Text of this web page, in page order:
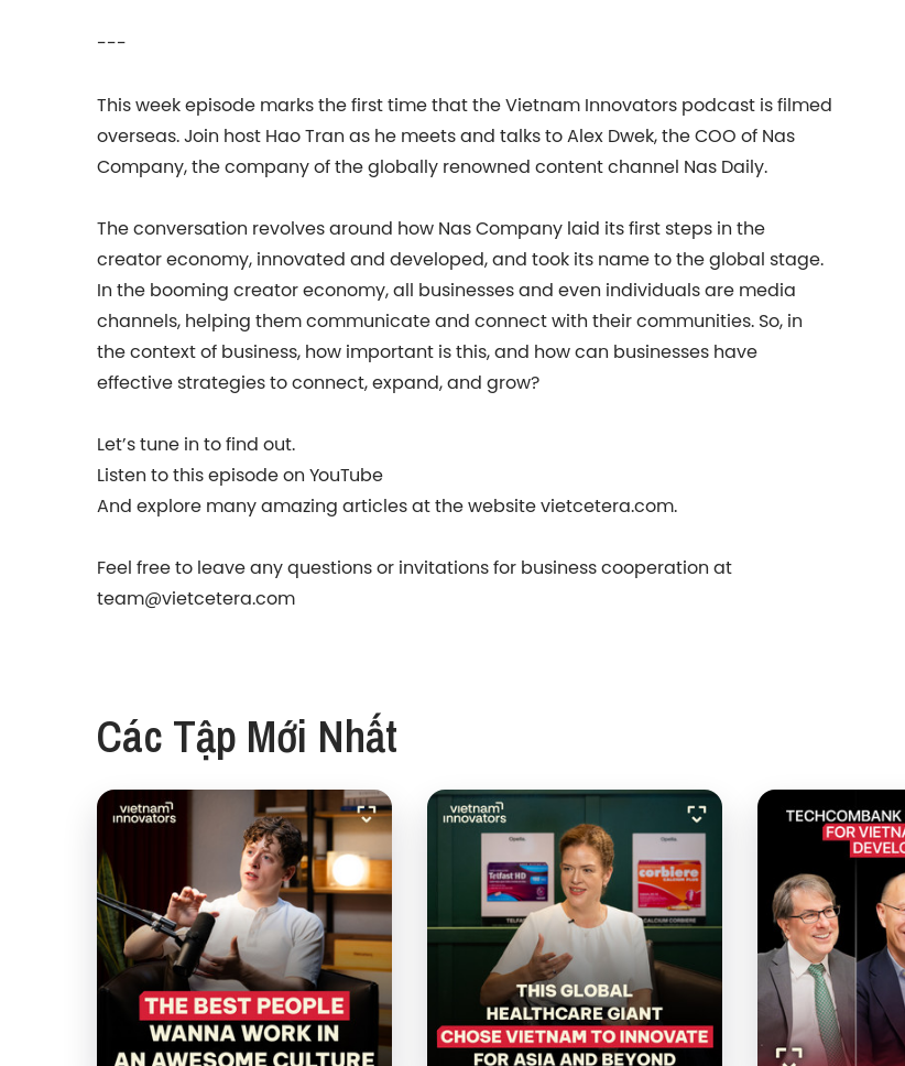
---
This week episode marks the first time that the Vietnam Innovators podcast is filmed
overseas. Join host Hao Tran as he meets and talks to Alex Dwek, the COO of Nas
Company, the company of the globally renowned content channel Nas Daily.
The conversation revolves around how Nas Company laid its first steps in the
creator economy, innovated and developed, and took its name to the global stage.
In the booming creator economy, all businesses and even individuals are media
channels, helping them communicate and connect with their communities. So, in
the context of business, how important is this, and how can businesses have
effective strategies to connect, expand, and grow?
Let’s tune in to find out.
Listen to this episode on YouTube
And explore many amazing articles at the website vietcetera.com.
Feel free to leave any questions or invitations for business cooperation at
team@vietcetera.com
Các Tập Mới Nhất